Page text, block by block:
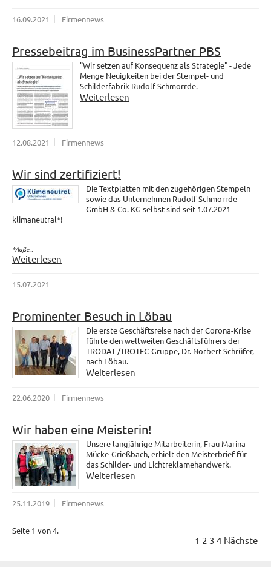
16.09.2021 Firmennews
Pressebeitrag im BusinessPartner PBS
"Wir setzen auf Konsequenz als Strategie" - Jede
Menge Neuigkeiten bei der Stempel- und
Schilderfabrik Rudolf Schmorrde.
Weiterlesen
12.08.2021 Firmennews
Wir sind zertifiziert!
Die Textplatten mit den zugehörigen Stempeln
sowie das Unternehmen Rudolf Schmorrde
GmbH & Co. KG selbst sind seit 1.07.2021
klimaneutral*!
*Auße...
Weiterlesen
15.07.2021
Prominenter Besuch in Löbau
Die erste Geschäftsreise nach der Corona-Krise
führte den weltweiten Geschäftsführers der
TRODAT-/TROTEC-Gruppe, Dr. Norbert Schrüfer,
nach Löbau.
Weiterlesen
22.06.2020 Firmennews
Wir haben eine Meisterin!
Unsere langjährige Mitarbeiterin, Frau Marina
Mücke-Grießbach, erhielt den Meisterbrief für
das Schilder- und Lichtreklamehandwerk.
Weiterlesen
25.11.2019 Firmennews
Seite 1 von 4.
1 2 3 4 Nächste